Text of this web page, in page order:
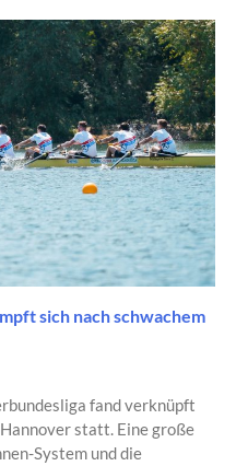
sich nach schwachem
fand verknüpft
statt. Eine große
System und die